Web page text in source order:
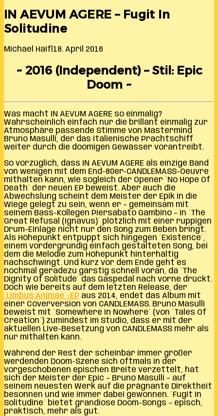
IN AEVUM AGERE – Fugit In
Solitudine
Michael Haifl 18. April 2016
~ 2016 (Independent) – Stil: Epic
Doom ~
Was macht IN AEVUM AGERE so einmalig?
Wahrscheinlich einfach nur die brillant einmalig zur
Atmosphäre passende Stimme von Mastermind
Bruno Masulli, der das italienische Prachtschiff
weiter durch die doomigen Gewässer vorantreibt.
So vorzüglich, dass IN AEVUM AGERE als einzige Band
von wenigen mit dem End-80er-CANDLEMASS-Oeuvre
mithalten kann, wie sogleich der Opener ´No Hope Of
Death´ der neuen EP beweist. Aber auch die
Abwechslung scheint dem Meister der Epik in die
Wiege gelegt zu sein, wenn er – gemeinsam mit
seinem Bass-Kollegen Piersabato Gambino – in ´The
Great Refusal (Ignavus)´ plötzlich mit einer ruppigen
Drum-Einlage nicht nur den Song zum Beben bringt.
Als Höhepunkt entpuppt sich hingegen ´Existence´,
einem vordergründig einfach gestalteten Song, bei
dem die Melodie zum Höhepunkt hinterhältig
nachschwingt. Und kurz vor dem Ende geht es
nochmal geradezu garstig schnell voran, da ´The
Dignity Of Solitude´ das Gaspedal nach vorne drückt.
Doch wie bereits auf dem letzten Release, der
´Limbus Animae´-EP aus 2014, endet das Album mit
einer Coverversion von CANDLEMASS. Bruno Masulli
beweist mit ´Somewhere In Nowhere´ (von ´Tales Of
Creation´) zumindest im Studio, dass er mit der
aktuellen Live-Besetzung von CANDLEMASS mehr als
nur mithalten kann.
Während der Rest der scheinbar immer größer
werdenden Doom-Szene sich oftmals in der
vorgeschobenen epischen Breite verzettelt, hat
sich der Meister der Epic – Bruno Masulli – auf
seinem neuesten Werk auf die prägnante Direktheit
besonnen und wie immer dabei gewonnen. ´Fugit In
Solitudine´ bietet grandiose Doom-Songs – episch,
praktisch, mehr als gut.